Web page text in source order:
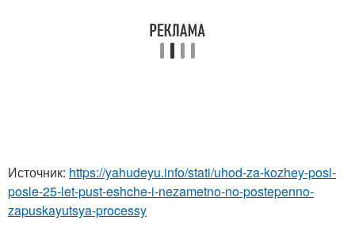
Источник: https://yahudeyu.info/stati/uhod-za-kozhey-posl-
posle-25-let-pust-eshche-i-nezametno-no-postepenno-
zapuskayutsya-processy